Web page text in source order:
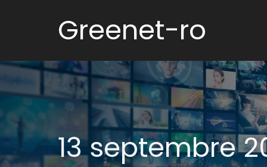
Greenet-ro
13 septembre